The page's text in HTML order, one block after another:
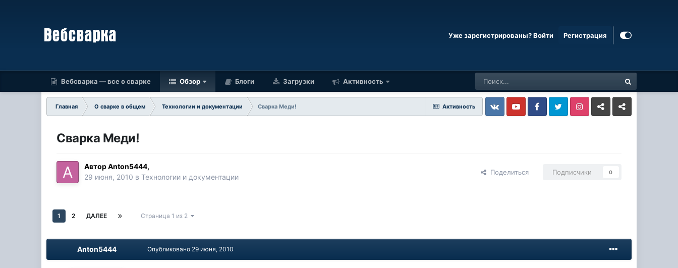
Уже зарегистрированы? Войти Регистрация
Вебсварка — все о сварке Обзор Блоги Загрузки Активность
Активность
Главная О сварке в общем Технологии и документации
Сварка Меди!
VkontakteYouTube FacebookTwitter InstagramLivejournalOdnoklassniki
Сварка Меди!
АвторAnton5444,
29 июня, 2010 вТехнологии и документации
Поделиться Подписчики 0
1 2 ДАЛЕЕ Страница 1 из 2
Anton5444 Опубликовано 29 июня, 2010